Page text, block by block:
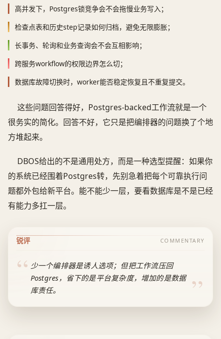
高并发下，Postgres锁竞争会不会拖慢业务写入；
检查点表和历史step记录如何归档，避免无限膨胀；
长事务、轮询和业务查询会不会互相影响；
跨服务workflow的权限边界怎么切；
数据库故障切换时，worker能否稳定恢复且不重复提交。
这些问题回答得好，Postgres-backed工作流就是一个
很务实的简化。回答不好，它只是把编排器的问题换了个地
方堆起来。
DBOS给出的不是通用处方，而是一种选型提醒：如果你
的系统已经围着Postgres转，先别急着把每个可靠执行问
题都外包给新平台。能不能少一层，要看数据库是不是已经
有能力多扛一层。
锐评 COMMENTARY
少一个编排器是诱人选项；但把工作流压回
Postgres，省下的是平台复杂度，增加的是数据
库责任。